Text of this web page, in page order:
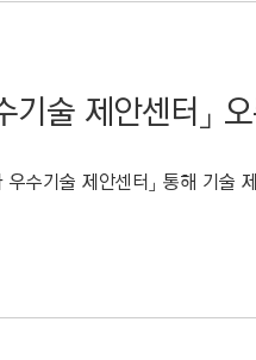
기술 제안센터」
수기술 제안센터」 통해 기